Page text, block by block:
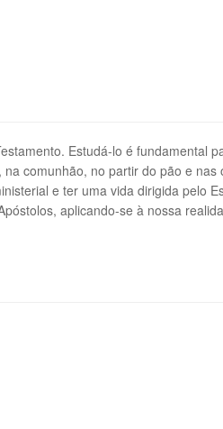
Estudá-lo é fundamental
comunhão, no partir do pão e
e ter uma vida dirigida pelo
aplicando-se à nossa